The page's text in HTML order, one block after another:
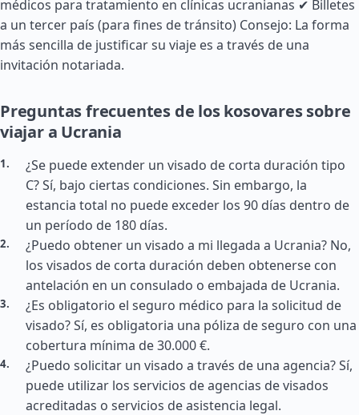
médicos para tratamiento en clínicas ucranianas ✔ Billetes
a un tercer país (para fines de tránsito) Consejo: La forma
más sencilla de justificar su viaje es a través de una
invitación notariada.
Preguntas frecuentes de los kosovares sobre
viajar a Ucrania
¿Se puede extender un visado de corta duración tipo
C? Sí, bajo ciertas condiciones. Sin embargo, la
estancia total no puede exceder los 90 días dentro de
un período de 180 días.
¿Puedo obtener un visado a mi llegada a Ucrania? No,
los visados de corta duración deben obtenerse con
antelación en un consulado o embajada de Ucrania.
¿Es obligatorio el seguro médico para la solicitud de
visado? Sí, es obligatoria una póliza de seguro con una
cobertura mínima de 30.000 €.
¿Puedo solicitar un visado a través de una agencia? Sí,
puede utilizar los servicios de agencias de visados
acreditadas o servicios de asistencia legal.